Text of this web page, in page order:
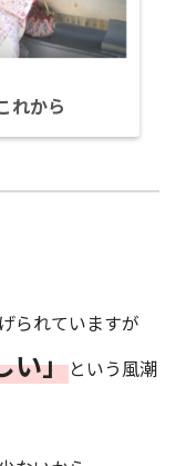
れから
られていますが
い」という風潮